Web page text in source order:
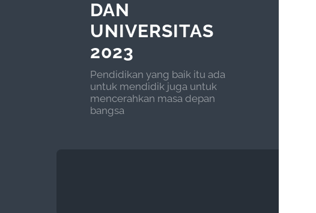
DAN
UNIVERSITAS
2023
Pendidikan yang baik itu ada
untuk mendidik juga untuk
mencerahkan masa depan
bangsa